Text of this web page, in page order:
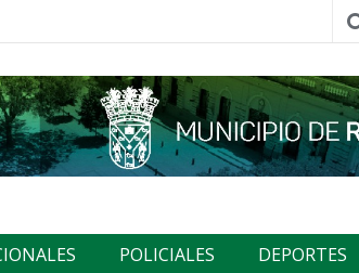
POLICIALES DEPORTES